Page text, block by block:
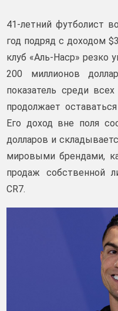
41-летний футболист
год подряд с доходом
клуб «Аль-Наср» резко
200 миллионов
показатель среди
продолжает
Его доход вне поля
долларов и
мировыми брендами,
продаж собственной
CR7.